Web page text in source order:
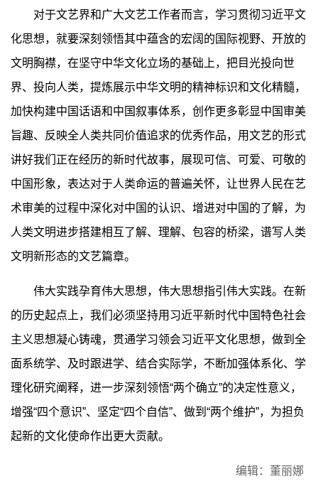
对于文艺界和广大文艺工作者而言，学习贯彻习近平文
化思想，就要深刻领悟其中蕴含的宏阔的国际视野、开放的
文明胸襟，在坚守中华文化立场的基础上，把目光投向世
界、投向人类，提炼展示中华文明的精神标识和文化精髓，
加快构建中国话语和中国叙事体系，创作更多彰显中国审美
旨趣、反映全人类共同价值追求的优秀作品，用文艺的形式
讲好我们正在经历的新时代故事，展现可信、可爱、可敬的
中国形象，表达对于人类命运的普遍关怀，让世界人民在艺
术审美的过程中深化对中国的认识、增进对中国的了解，为
人类文明进步搭建相互了解、理解、包容的桥梁，谱写人类
文明新形态的文艺篇章。
伟大实践孕育伟大思想，伟大思想指引伟大实践。在新
的历史起点上，我们必须坚持用习近平新时代中国特色社会
主义思想凝心铸魂，贯通学习领会习近平文化思想，做到全
面系统学、及时跟进学、结合实际学，不断加强体系化、学
理化研究阐释，进一步深刻领悟“两个确立”的决定性意义，
增强“四个意识”、坚定“四个自信”、做到“两个维护”，为担负
起新的文化使命作出更大贡献。
编辑：董丽娜